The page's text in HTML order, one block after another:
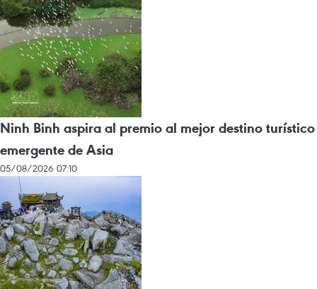
Ninh Binh aspira al premio al mejor destino turístico
emergente de Asia
05/08/2026 07:10